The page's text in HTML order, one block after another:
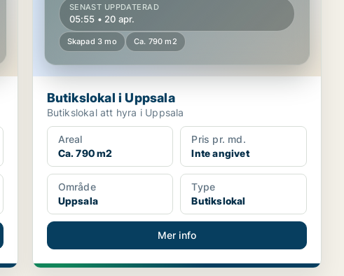
SENAST UPPDATERAD
05:55 • 20 apr.
Skapad 3 mo Ca. 790 m2
Butikslokal i Uppsala
Butikslokal att hyra i Uppsala
Areal
Ca. 790 m2
Pris pr. md.
Inte angivet
Område
Uppsala
Type
Butikslokal
Mer info